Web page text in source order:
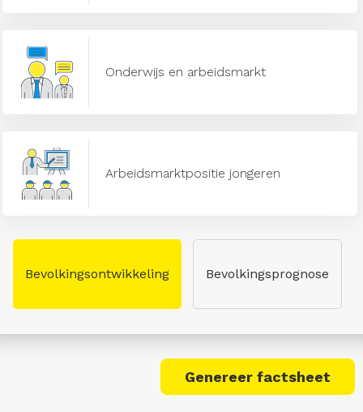
Onderwijs en arbeidsmarkt
Arbeidsmarktpositie jongeren
Bevolkingsontwikkeling Bevolkingsprognose
Genereer factsheet